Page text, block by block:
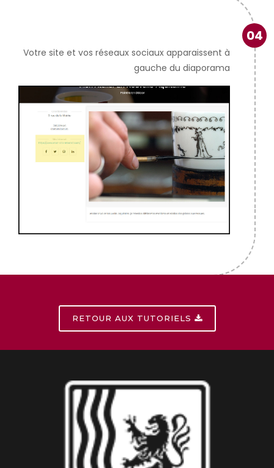
04
Votre site et vos réseaux sociaux apparaissent à
gauche du diaporama
RETOUR AUX TUTORIELS